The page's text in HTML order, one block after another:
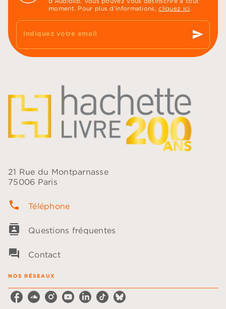
moment. Pour plus d’informations,cliquez ici .
Indiquez votre email send
21 Rue du Montparnasse
75006 Paris
phone Téléphone
contacts Questions fréquentes
question_answer Contact
NOS RÉSEAUX